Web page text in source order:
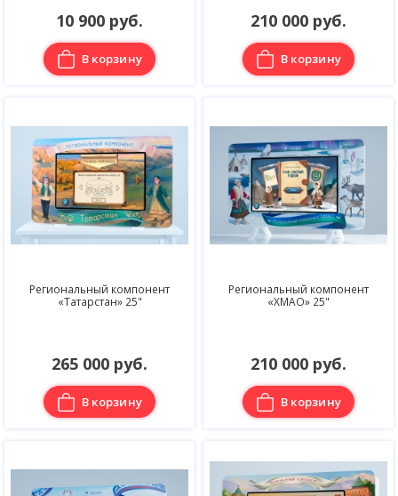
10 900 руб.
В корзину
210 000 руб.
В корзину
Региональный компонент
«Татарстан» 25"
265 000 руб.
В корзину
Региональный компонент
«ХМАО» 25"
210 000 руб.
В корзину